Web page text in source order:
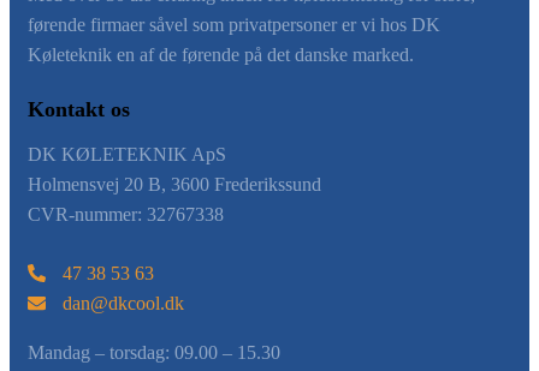
førende firmaer såvel som privatpersoner er vi hos DK
Køleteknik en af de førende på det danske marked.
Kontakt os
DK KØLETEKNIK ApS
Holmensvej 20 B, 3600 Frederikssund
CVR-nummer: 32767338
47 38 53 63
dan@dkcool.dk
Mandag – torsdag: ​09.00 – 15.30